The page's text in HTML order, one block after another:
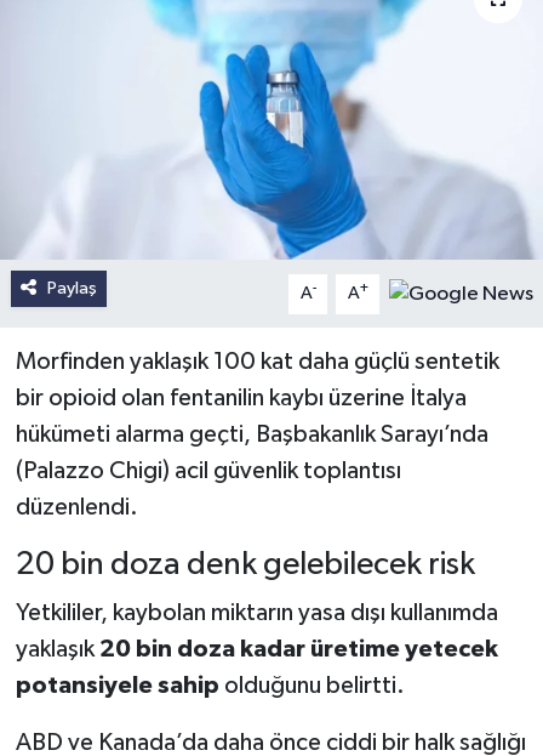
Paylaş A- A+
Morfinden yaklaşık 100 kat daha güçlü sentetik
bir opioid olan fentanilin kaybı üzerine İtalya
hükümeti alarma geçti, Başbakanlık Sarayı’nda
(Palazzo Chigi) acil güvenlik toplantısı
düzenlendi.
20 bin doza denk gelebilecek risk
Yetkililer, kaybolan miktarın yasa dışı kullanımda
yaklaşık 20 bin doza kadar üretime yetecek
potansiyele sahip olduğunu belirtti.
ABD ve Kanada’da daha önce ciddi bir halk sağlığı